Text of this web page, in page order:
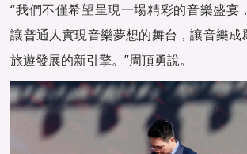
“我們不僅希望呈現一場精彩的音樂盛宴
讓普通人實現音樂夢想的舞台，讓音樂成
旅遊發展的新引擎。”周頂勇說。